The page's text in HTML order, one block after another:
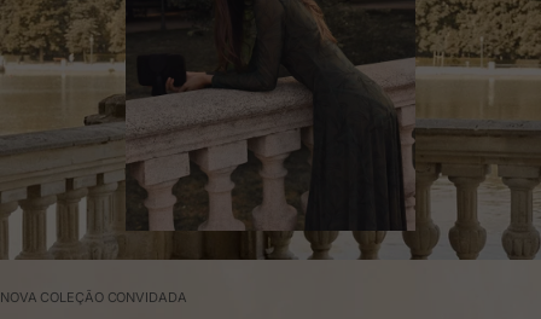
NOVA COLEÇÃO CONVIDADA